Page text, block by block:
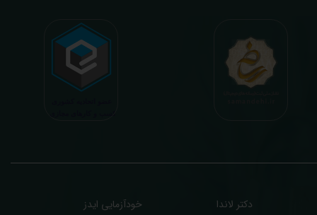
بیمه ها، افزایش تمایل افراد به انجام آزمایش (با دریافت اطلاعاتی دقیقتر، کاربردی، قابل
و شخصی سازی شده) میگردد. تا درنهایت به جامعه ای سالم تر برای تبدیل شدن به
پیشرفته (دیر و زود داره سوخت و سوز نداره...) برسیم. قابل ذکر است که جواب
آنلاین به نتایج هیچ یک از کاربران بصورت مستقیم دسترسی ندارد و موارد تفسیر نیز
با درخواست و ارسال خود کاربر انجام میگیرد و ما تابع اصول اخلاق پزشکی و حرفه ای
دکتر لاندا خودآزمایی ایدز